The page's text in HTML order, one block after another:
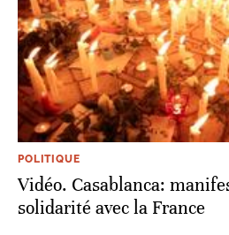
POLITIQUE
Vidéo. Casablanca:
solidarité avec la France